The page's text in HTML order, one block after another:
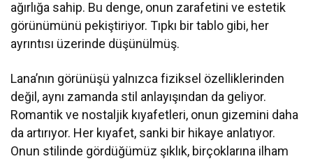
ağırlığa sahip. Bu denge, onun zarafetini ve estetik
görünümünü pekiştiriyor. Tıpkı bir tablo gibi, her
ayrıntısı üzerinde düşünülmüş.
Lana’nın görünüşü yalnızca fiziksel özelliklerinden
değil, aynı zamanda stil anlayışından da geliyor.
Romantik ve nostaljik kıyafetleri, onun gizemini daha
da artırıyor. Her kıyafet, sanki bir hikaye anlatıyor.
Onun stilinde gördüğümüz şıklık, birçoklarına ilham